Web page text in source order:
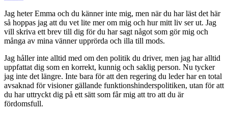
Jag heter Emma och du känner inte mig, men när du har läst det här
så hoppas jag att du vet lite mer om mig och hur mitt liv ser ut. Jag
vill skriva ett brev till dig för du har sagt något som gör mig och
många av mina vänner upprörda och illa till mods.
Jag håller inte alltid med om den politik du driver, men jag har alltid
uppfattat dig som en korrekt, kunnig och saklig person. Nu tycker
jag inte det längre. Inte bara för att den regering du leder har en total
avsaknad för visioner gällande funktionshinderspolitiken, utan för att
du har uttryckt dig på ett sätt som får mig att tro att du är
fördomsfull.